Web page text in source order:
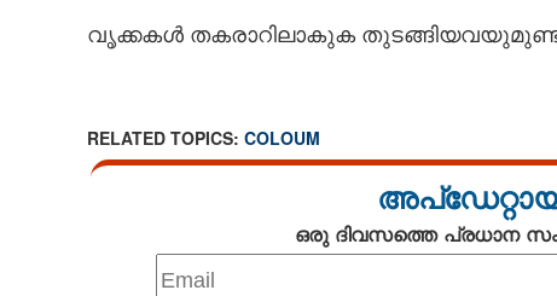
വൃക്കകൾ തകരാറിലാകുക
RELATED TOPICS: COLOUM
ഒരു ദിവസത്തെ പ്രധാന